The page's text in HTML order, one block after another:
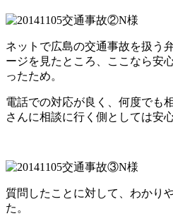
ネットで広島の交通事故を扱う
ージを見たところ、ここなら安
ったため。
電話での対応が良く、何度でも
さんに相談に行く側としては安
質問したことに対して、わかり
た。